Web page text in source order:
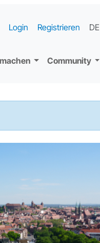
Community
Login Registrieren DE